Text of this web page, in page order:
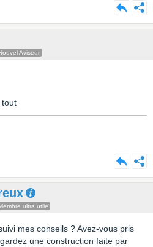
Aviseur
tout
ultra utile
mes conseils ? Avez-vous pris
une construction faite par